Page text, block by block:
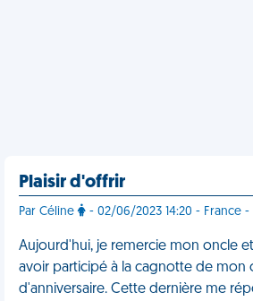
Plaisir d'offrir
Par Céline - 02/06/2023 14:20 - France -
Aujourd'hui, je remercie mon oncle
avoir participé à la cagnotte de mon
d'anniversaire. Cette dernière me